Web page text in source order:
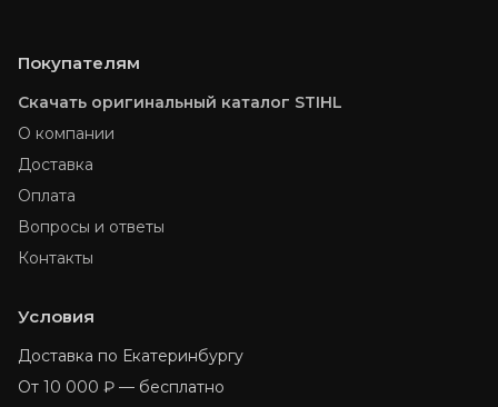
Покупателям
Скачать оригинальный каталог STIHL
О компании
Доставка
Оплата
Вопросы и ответы
Контакты
Условия
Доставка по Екатеринбургу
От 10 000 ₽ — бесплатно